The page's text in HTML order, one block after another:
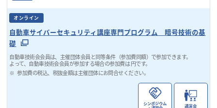
オンライン
自動車サイバーセキュリティ講座専門プログラム 暗号技術の基
礎
自動車技術会会員は、主催団体会員と同等条件（参加費同額）で参加できます。
よって、自動車技術会会員が参加する場合の参加費は 円です。
参加費の税込、税抜金額は主催団体にお問合せください。
シンポジウム 講演会